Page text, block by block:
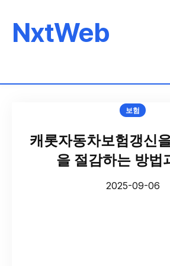
NxtWeb
보험
캐롯자동차보험갱신
을 절감하는 방법
2025-09-06